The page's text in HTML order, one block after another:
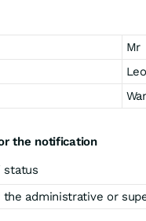
Mr
Leo
the notification
status
the administrative or